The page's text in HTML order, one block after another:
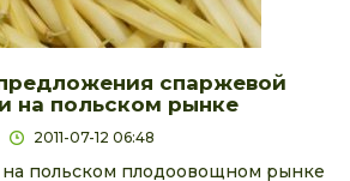
спаржевой
на польском рынке
2011-07-12 06:48
польском плодоовощном рынке